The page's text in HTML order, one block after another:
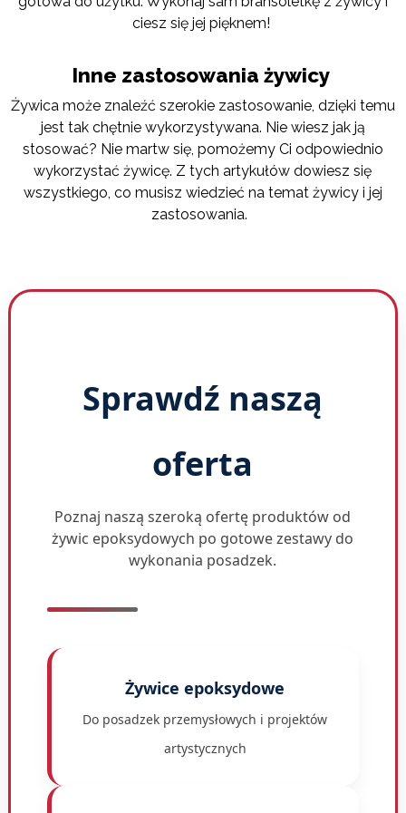
ciesz się jej pięknem!
Inne zastosowania żywicy
Żywica może znaleźć szerokie zastosowanie, dzięki temu
jest tak chętnie wykorzystywana. Nie wiesz jak ją
stosować? Nie martw się, pomożemy Ci odpowiednio
wykorzystać żywicę. Z tych artykułów dowiesz się
wszystkiego, co musisz wiedzieć na temat żywicy i jej
zastosowania.
Sprawdź naszą
oferta
Poznaj naszą szeroką ofertę produktów od
żywic epoksydowych po gotowe zestawy do
wykonania posadzek.
Żywice epoksydowe
Do posadzek przemysłowych i projektów
artystycznych